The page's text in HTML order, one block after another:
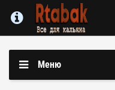
Меню